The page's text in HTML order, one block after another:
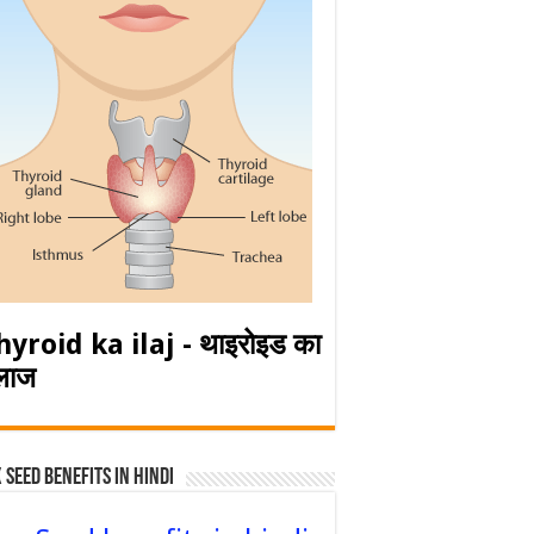
ka ilaj - थाइरोइड का
Seed Benefits in hindi